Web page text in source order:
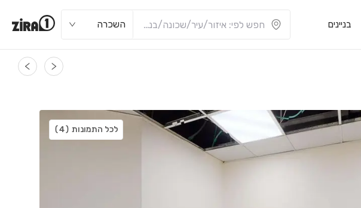
בניינים השכרה
לכל התמונות (4)